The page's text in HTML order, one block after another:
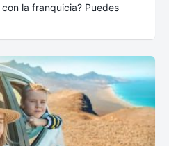
la franquicia? Puedes